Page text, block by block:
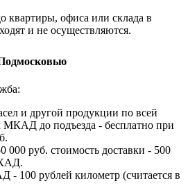
квартиры, офиса или склада в
и не осуществляются.
и другой продукции по всей
МКАД до подъезда - бесплатно при
000 руб. стоимость доставки - 500
- 100 рублей километр (считается в